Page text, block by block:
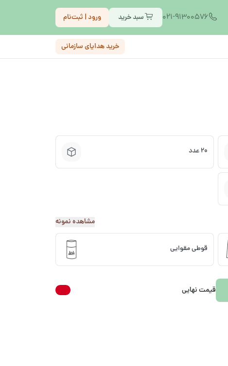
021-91300576 سبد خرید ورود | ثبت‌نام
خرید هدایای سازمانی
20 عدد
مشاهده نمونه
قوطی مقوایی
قیمت نهایی